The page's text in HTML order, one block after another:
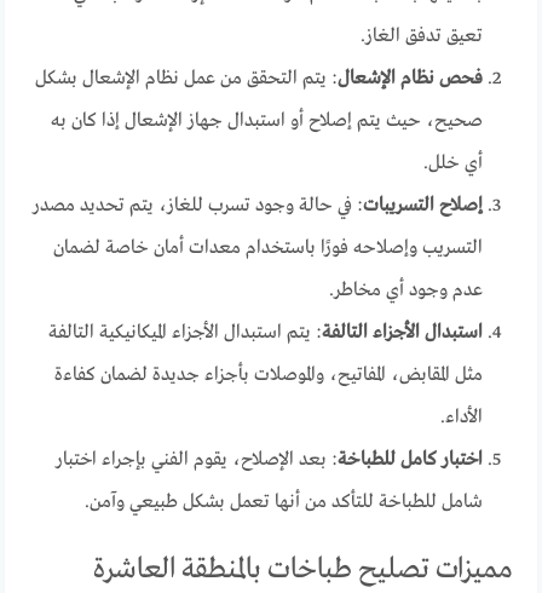
تعيق تدفق الغاز.
فحص نظام الإشعال: يتم التحقق من عمل نظام الإشعال بشكل
صحيح، حيث يتم إصلاح أو استبدال جهاز الإشعال إذا كان به
أي خلل.
إصلاح التسريبات: في حالة وجود تسرب للغاز، يتم تحديد مصدر
التسريب وإصلاحه فورًا باستخدام معدات أمان خاصة لضمان
عدم وجود أي مخاطر.
استبدال الأجزاء التالفة: يتم استبدال الأجزاء الميكانيكية التالفة
مثل المقابض، المفاتيح، والموصلات بأجزاء جديدة لضمان كفاءة
الأداء.
اختبار كامل للطباخة: بعد الإصلاح، يقوم الفني بإجراء اختبار
شامل للطباخة للتأكد من أنها تعمل بشكل طبيعي وآمن.
مميزات تصليح طباخات بالمنطقة العاشرة